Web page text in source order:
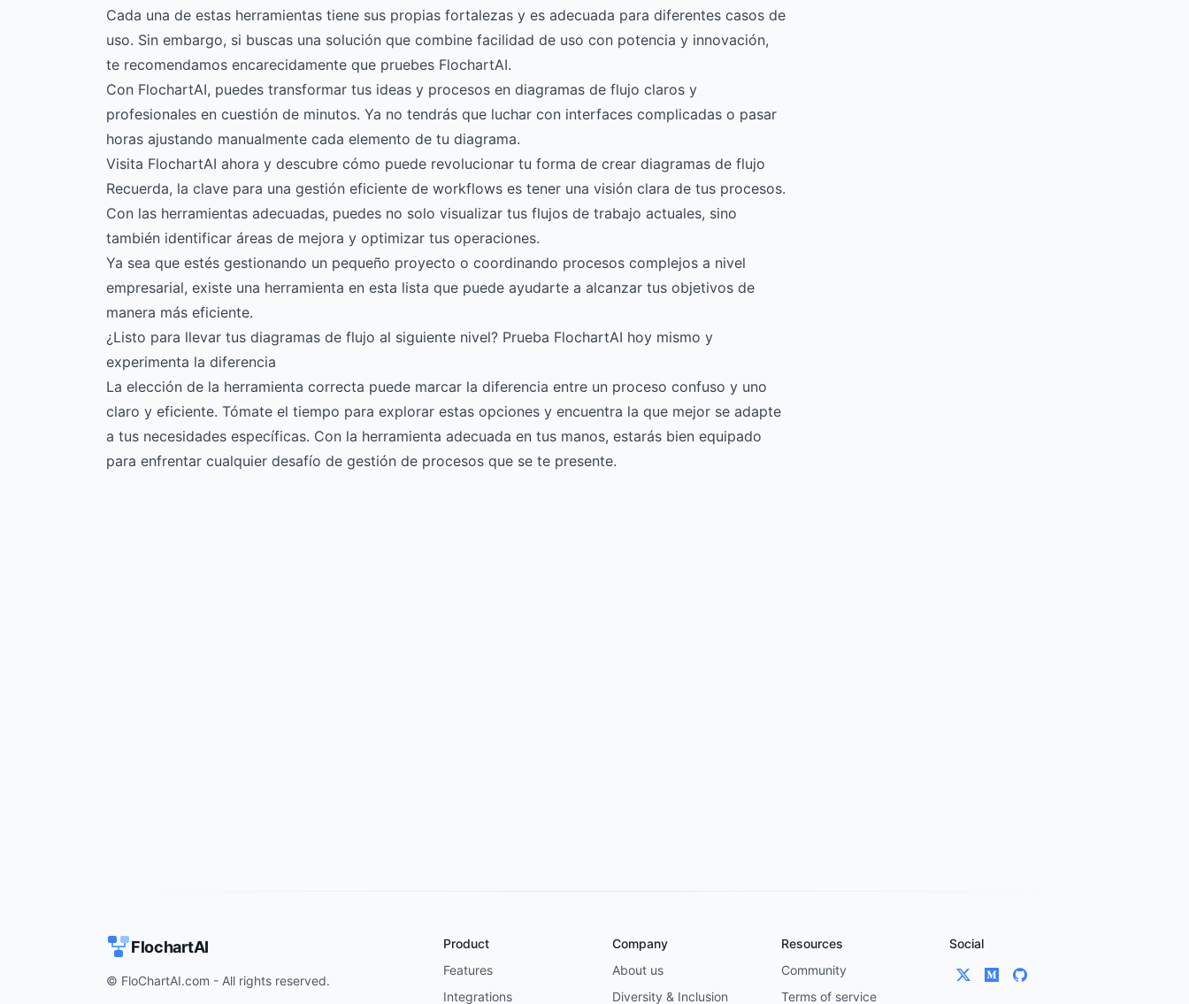
Cada una de estas herramientas tiene sus propias fortalezas y es adecuada para diferentes casos de
uso. Sin embargo, si buscas una solución que combine facilidad de uso con potencia y innovación,
te recomendamos encarecidamente que pruebes FlochartAI.
Con FlochartAI, puedes transformar tus ideas y procesos en diagramas de flujo claros y
profesionales en cuestión de minutos. Ya no tendrás que luchar con interfaces complicadas o pasar
horas ajustando manualmente cada elemento de tu diagrama.
Visita FlochartAI ahora y descubre cómo puede revolucionar tu forma de crear diagramas de flujo
Recuerda, la clave para una gestión eficiente de workflows es tener una visión clara de tus procesos.
Con las herramientas adecuadas, puedes no solo visualizar tus flujos de trabajo actuales, sino
también identificar áreas de mejora y optimizar tus operaciones.
Ya sea que estés gestionando un pequeño proyecto o coordinando procesos complejos a nivel
empresarial, existe una herramienta en esta lista que puede ayudarte a alcanzar tus objetivos de
manera más eficiente.
¿Listo para llevar tus diagramas de flujo al siguiente nivel? Prueba FlochartAI hoy mismo y
experimenta la diferencia
La elección de la herramienta correcta puede marcar la diferencia entre un proceso confuso y uno
claro y eficiente. Tómate el tiempo para explorar estas opciones y encuentra la que mejor se adapte
a tus necesidades específicas. Con la herramienta adecuada en tus manos, estarás bien equipado
para enfrentar cualquier desafío de gestión de procesos que se te presente.
FlochartAI
© FloChartAI.com - All rights reserved.
Product
Features
Integrations
Company
About us
Diversity & Inclusion
Resources
Community
Terms of service
Social